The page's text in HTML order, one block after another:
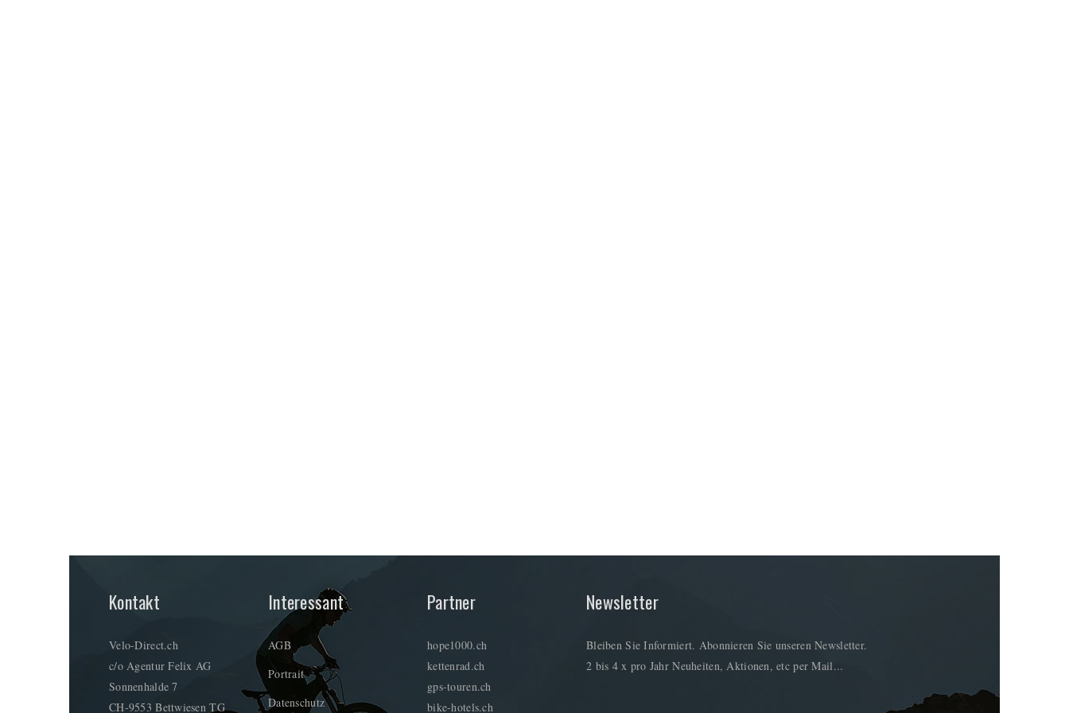
Kontakt
Velo-Direct.ch
c/o Agentur Felix AG
Sonnenhalde 7
CH-9553 Bettwiesen TG
Interessant
AGB
Portrait
Datenschutz
Partner
hope1000.ch
kettenrad.ch
gps-touren.ch
bike-hotels.ch
Newsletter
Bleiben Sie Informiert. Abonnieren Sie unseren Newsletter.
2 bis 4 x pro Jahr Neuheiten, Aktionen, etc per Mail...